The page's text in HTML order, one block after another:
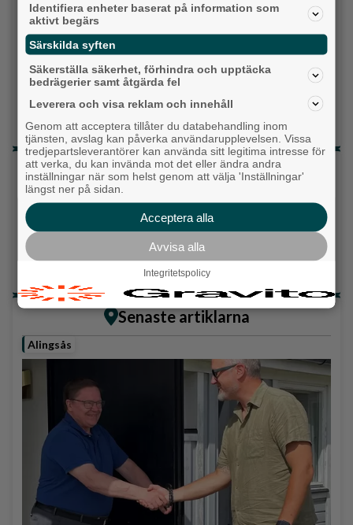
Kristdemokraterna
Centerpartiet
Liberalerna
Topp tre denna veckan
Då börjar tågen rulla igen: ”Vi ligger bra i fas”
Detta händer i Alingsås 3–10 augusti
Fastighetsägarna vill ha ny hyresmodell –
Hyresgästföreningen kritiska
Senaste artiklarna
Alingsås
Identifiera enheter baserat på information som
aktivt begärs
Särskilda syften
Säkerställa säkerhet, förhindra och upptäcka
bedrägerier samt åtgärda fel
Leverera och visa reklam och innehåll
Genom att acceptera tillåter du databehandling inom
tjänsten, avslag kan påverka användarupplevelsen. Vissa
tredjepartsleverantörer kan använda sitt legitima intresse för
att verka, du kan invända mot det eller ändra andra
inställningar när som helst genom att välja 'Inställningar'
längst ner på sidan.
Acceptera alla
Avvisa alla
Integritetspolicy